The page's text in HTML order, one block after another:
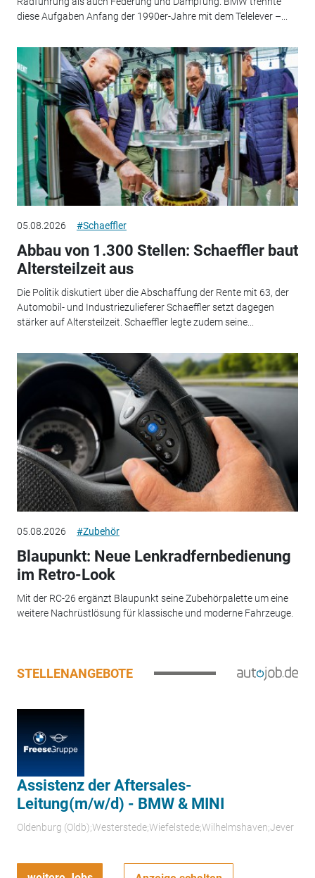
diese Aufgaben Anfang der 1990er-Jahre mit dem Telelever –...
05.08.2026 #Schaeffler
Abbau von 1.300 Stellen: Schaeffler baut
Altersteilzeit aus
Die Politik diskutiert über die Abschaffung der Rente mit 63, der
Automobil- und Industriezulieferer Schaeffler setzt dagegen
stärker auf Altersteilzeit. Schaeffler legte zudem seine...
05.08.2026 #Zubehör
Blaupunkt: Neue Lenkradfernbedienung
im Retro-Look
Mit der RC-26 ergänzt Blaupunkt seine Zubehörpalette um eine
weitere Nachrüstlösung für klassische und moderne Fahrzeuge.
STELLENANGEBOTE
Assistenz der Aftersales-
Leitung(m/w/d) - BMW & MINI
Oldenburg (Oldb);Westerstede;Wiefelstede;Wilhelmshaven;Jever